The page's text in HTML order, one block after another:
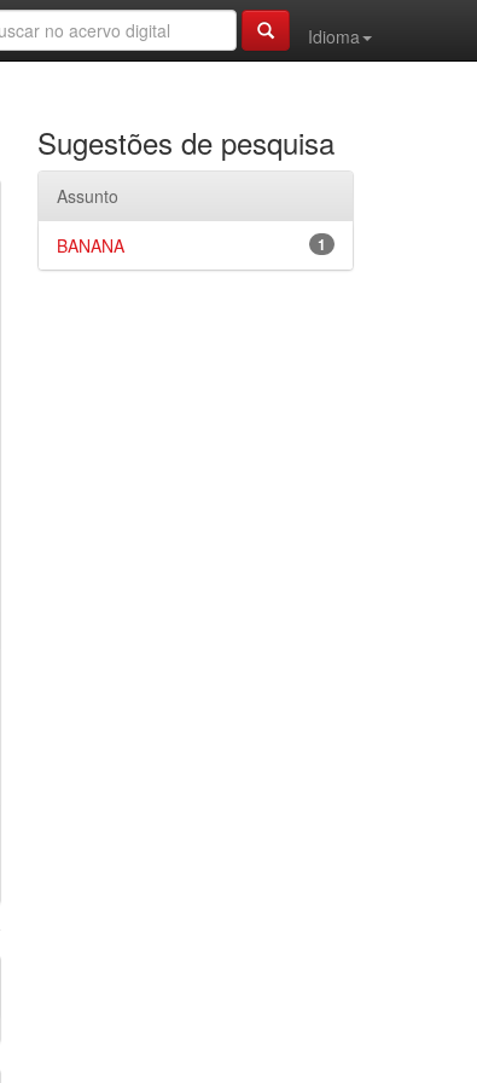
Idioma
Sugestões de pesquisa
Assunto
1
BANANA